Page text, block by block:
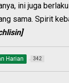
ini juga
sama. Spirit
Harian 342